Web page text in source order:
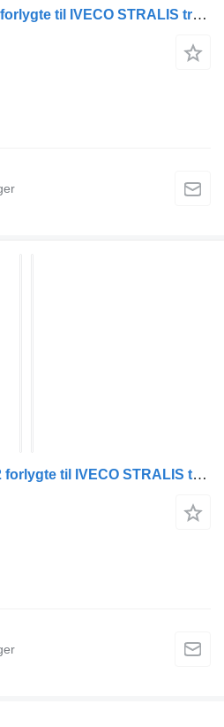
Far stanga 5801745441 forlygte til IVECO STRALIS trækker
Far dreapta 5801745442 forlygte til IVECO STRALIS trækker